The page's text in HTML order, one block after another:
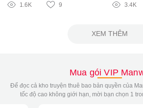
1.6K 9 3.4K
XEM THÊM
Mua gói VIP
Để đọc cả kho truyện thuê bao bản quyền của
tốc độ cao không giới hạn, mời bạn chọn 1